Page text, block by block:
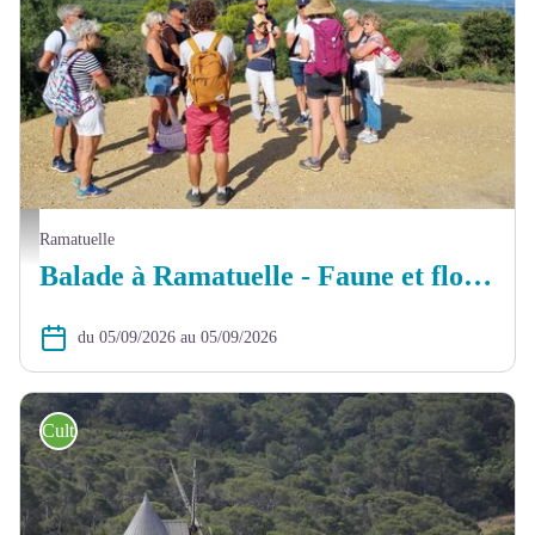
Balade nature à Giens - Faune et flore d'ici... et d'ailleurs_Hyères - Frédéric Segoura
Ramatuelle
Balade à Ramatuelle - Faune et flore d'ici... et d'ailleurs
du 05/09/2026 au 05/09/2026
Culture